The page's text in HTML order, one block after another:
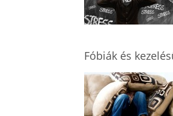
Fóbiák és